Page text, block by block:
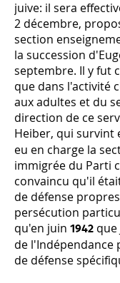
juive: il sera
2 décembre,
section
la succession
septembre. Il y fut
que dans l'activité
aux adultes et du
direction de ce
Heiber, qui survint
eu en charge la
immigrée du Parti
convaincu qu'il
de défense
persécution
qu'en juin 1942
de
de défense